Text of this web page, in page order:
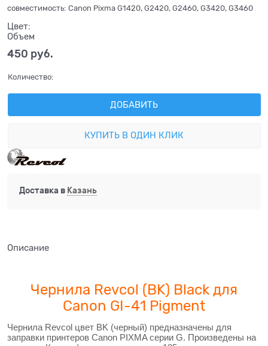
совместимость: Canon Pixma G1420, G2420, G2460, G3420, G3460
Цвет:
Объем
450 руб.
Количество:
ДОБАВИТЬ
КУПИТЬ В ОДИН КЛИК
Доставка в Казань
Описание
Чернила Revcol (BK) Black для
Canon GI-41 Pigment
Чернила Revcol цвет BK (черный) предназначены для
заправки принтеров Canon PIXMA серии G. Произведены на